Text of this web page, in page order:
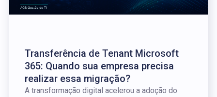
Transferência de Tenant Microsoft
365: Quando sua empresa precisa
realizar essa migração?
A transformação digital acelerou a adoção do